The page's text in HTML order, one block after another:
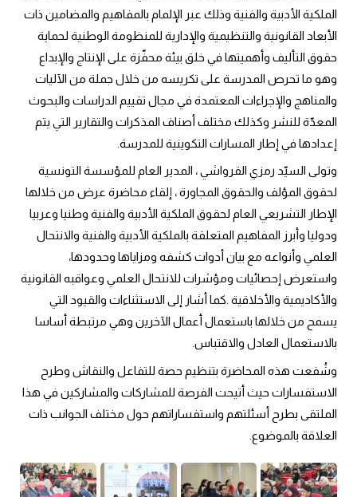
الملكية الأدبية والفنية وذلك عبر الإلمام بالمفاهيم والمضامين ذات
الأبعاد القانونية والتنظيمية والإدارية للمنظومة الوطنية لحماية
حقوق التأليف وأهميتها في خلق بيئة محفّزة على الإنتاج والإبداع
وهو ما تحرص المدرسة على تكريسه من خلال جملة من الآليات
والمناهج والإجراءات المعتمدة في مجال تقييم الدراسات والبحوث
المعدّة للنشر وكذلك مختلف أصناف المذكرات والتقارير التي يتم
إعدادها في إطار المسارات التكوينية للمدرسة.
وتولى السيّد رمزي القرواشي ، المدير العام للمؤسسة التونسية
لحقوق المؤلف والحقوق المجاورة ، إلقاء محاضرة عرض من خلالها
الإطار التشريعي العام لحقوق الملكية الأدبية والفنية وطنيا وعربيا
ودوليا وأبرز المفاهيم المتعلقة بالملكية الأدبية والفنية والانتحال
العلمي وأنواعه مع بيان أدوات كشفه ومزاياها وحدودها،
واستعرض إحصائيات ومؤشرات للانتحال العلمي وعواقبه القانونية
والأكاديمية والأخلاقية .كما أشار إلى الاستثناءات والقيود التي
يسمح من خلالها باستعمال أعمال الآخرين وهي مرتبطة أساسا
بالاستعمال العادل والاقتباس.
وشُفعت هذه المحاضرة بتنظيم حصة للتفاعل والنقاش وطرح
الاستفسارات حيث أتيحت الفرصة للمشاركات والمشاركين في هذا
الملتقى بطرح أسئلتهم واستفساراتهم حول مختلف الجوانب ذات
العلاقة بالموضوع.